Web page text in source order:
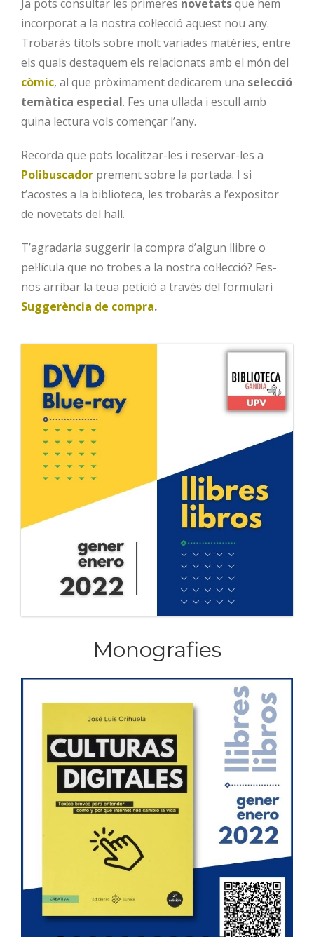
Ja pots consultar les primeres novetatsque hem
incorporat a la nostra col·lecció aquest nou any.
Trobaràs títols sobre molt variades matèries, entre
els quals destaquem els relacionats amb el món del
còmic, al que pròximament dedicarem una selecció
temàtica especial. Fes una ullada i escull amb
quina lectura vols començar l’any.
Recorda que pots localitzar-les i reservar-les a
Polibuscador prement sobre la portada. I si
t’acostes a la biblioteca, les trobaràs a l’expositor
de novetats del hall.
T’agradaria suggerir la compra d’algun llibre o
pel·lícula que no trobes a la nostra col·lecció? Fes-
nos arribar la teua petició a través del formulari
Suggerència de compra.
Monografies